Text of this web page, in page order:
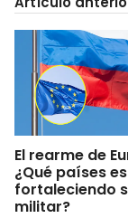
El rearme de
¿Qué países
fortaleciendo
militar?